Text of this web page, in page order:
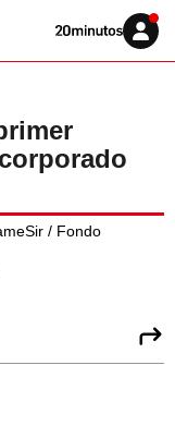
Volver
Iniciar
sesión
/ Fondo